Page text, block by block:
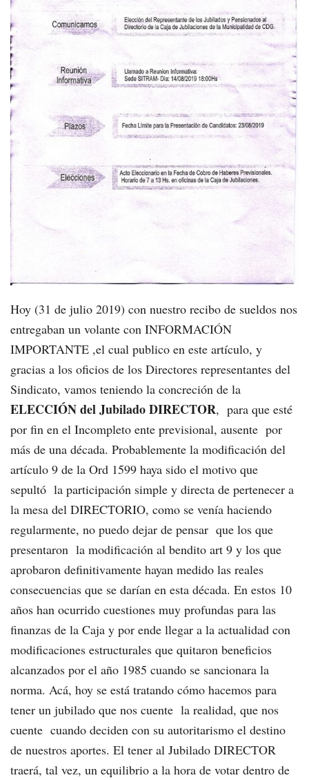
Hoy (31 de julio 2019) con nuestro recibo de sueldos nos
entregaban un volante con INFORMACIÓN
IMPORTANTE ,el cual publico en este artículo, y
gracias a los oficios de los Directores representantes del
Sindicato, vamos teniendo la concreción de la
ELECCIÓN delJubilado DIRECTOR, para que esté
por fin en el Incompleto ente previsional, ausente por
más de una década. Probablemente la modificación del
artículo 9 de la Ord 1599 haya sido el motivo que
sepultó la participación simple y directa de pertenecer a
la mesa del DIRECTORIO, como se venía haciendo
regularmente, no puedo dejar de pensar que los que
presentaron la modificación al bendito art 9 y los que
aprobaron definitivamente hayan medido las reales
consecuencias que se darían en esta década. En estos 10
años han ocurrido cuestiones muy profundas para las
finanzas de la Caja y por ende llegar a la actualidad con
modificaciones estructurales que quitaron beneficios
alcanzados por el año 1985 cuando se sancionara la
norma. Acá, hoy se está tratando cómo hacemos para
tener un jubilado que nos cuente la realidad, que nos
cuente cuando deciden con su autoritarismo el destino
de nuestros aportes. El tener al Jubilado DIRECTOR
traerá, tal vez, un equilibrio a la hora de votar dentro de